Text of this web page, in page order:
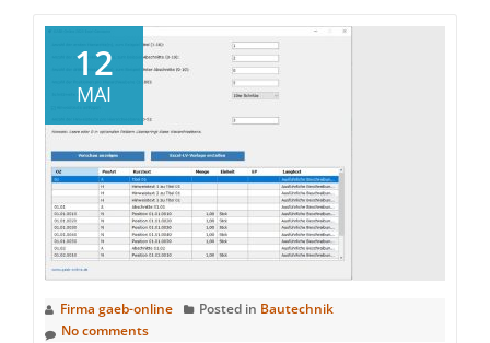
Bauwesen:
Neue
GAEB-
Software
für
schnelle
und
sichere
Rechnungsstellung
12
MAI
Firma gaeb-online Posted in Bautechnik
No comments